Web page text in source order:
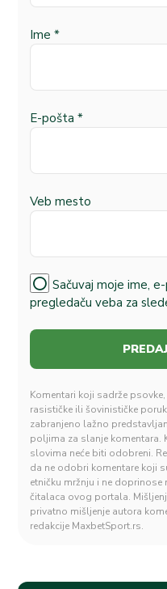
Ime *
E-pošta *
Veb mesto
Sačuvaj moje ime,
pregledaču veba za
Komentari koji sadrže
rasističke ili šovinističke
zabranjeno lažno
poljima za slanje komentara.
slovima neće biti odobreni.
da ne odobri komentare koji
etničku mržnju i ne
čitalaca ovog portala.
privatno mišljenje autora
redakcije MaxbetSport.rs.